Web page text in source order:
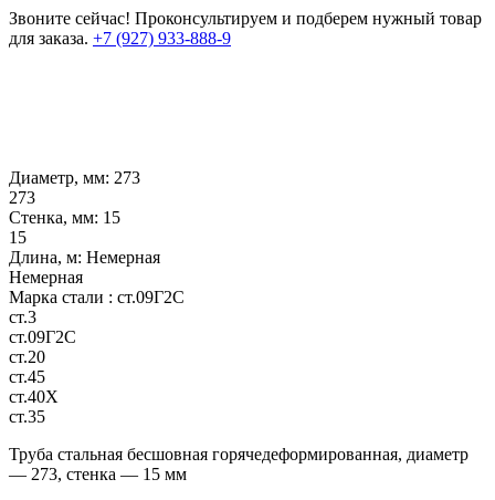
Звоните сейчас! Проконсультируем и подберем нужный товар
для заказа. +7 (927) 933-888-9
Диаметр, мм: 273
273
Стенка, мм: 15
15
Длина, м: Немерная
Немерная
Марка стали : ст.09Г2С
ст.3
ст.09Г2С
ст.20
ст.45
ст.40Х
ст.35
Труба стальная бесшовная горячедеформированная, диаметр
— 273, стенка — 15 мм